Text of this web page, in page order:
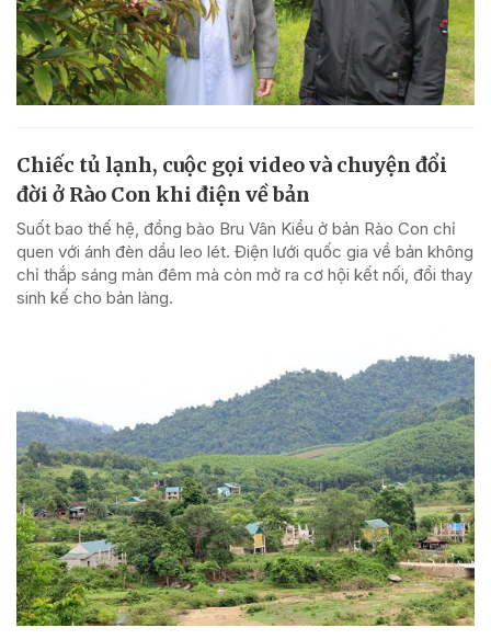
Chiếc tủ lạnh, cuộc gọi video và chuyện đổi
đời ở Rào Con khi điện về bản
Suốt bao thế hệ, đồng bào Bru Vân Kiều ở bản Rào Con chỉ
quen với ánh đèn dầu leo lét. Điện lưới quốc gia về bản không
chỉ thắp sáng màn đêm mà còn mở ra cơ hội kết nối, đổi thay
sinh kế cho bản làng.